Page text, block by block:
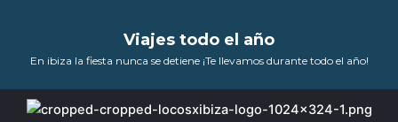
Viajes todo el año
En ibiza la fiesta nunca se detiene ¡Te llevamos durante todo el año!